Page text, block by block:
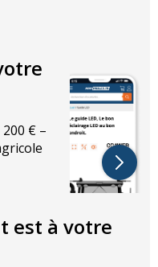
€ –
est à votre